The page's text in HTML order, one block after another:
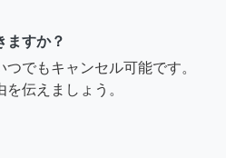
ますか？
でもキャンセル可能です。
伝えましょう。